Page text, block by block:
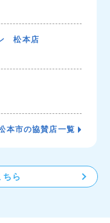
松本店
本市の協賛店一覧
ちら